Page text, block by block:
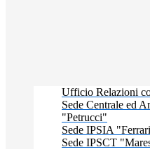
Ufficio Relazioni
Sede Centrale ed
"Petrucci"
Sede IPSIA
Sede IPSCT